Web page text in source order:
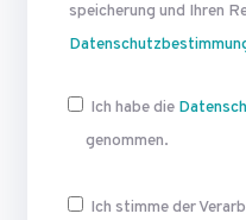
speicherung und Ihren
Ich habe die
genommen.
Ich stimme der